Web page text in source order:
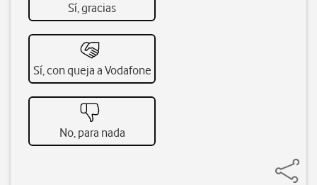
Sí, gracias
Sí, con queja a Vodafone
No, para nada